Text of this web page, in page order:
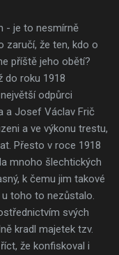
- je to nesmírně
zaručí, že ten, kdo o
příště jeho obětí?
do roku 1918
odpůrci
a Josef Václav Frič
a ve výkonu trestu,
Přesto v roce 1918
mnoho šlechtických
k čemu jim takové
toho to nezůstalo.
svých
kradl majetek tzv.
že konfiskoval i